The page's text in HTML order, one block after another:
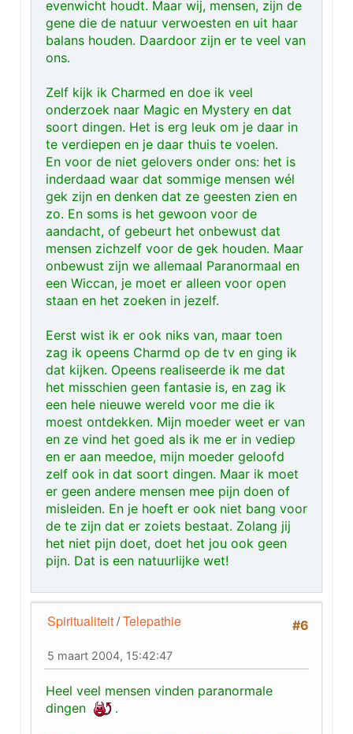
evenwicht houdt. Maar wij, mensen, zijn de
gene die de natuur verwoesten en uit haar
balans houden. Daardoor zijn er te veel van
ons.
Zelf kijk ik Charmed en doe ik veel
onderzoek naar Magic en Mystery en dat
soort dingen. Het is erg leuk om je daar in
te verdiepen en je daar thuis te voelen.
En voor de niet gelovers onder ons: het is
inderdaad waar dat sommige mensen wél
gek zijn en denken dat ze geesten zien en
zo. En soms is het gewoon voor de
aandacht, of gebeurt het onbewust dat
mensen zichzelf voor de gek houden. Maar
onbewust zijn we allemaal Paranormaal en
een Wiccan, je moet er alleen voor open
staan en het zoeken in jezelf.
Eerst wist ik er ook niks van, maar toen
zag ik opeens Charmd op de tv en ging ik
dat kijken. Opeens realiseerde ik me dat
het misschien geen fantasie is, en zag ik
een hele nieuwe wereld voor me die ik
moest ontdekken. Mijn moeder weet er van
en ze vind het goed als ik me er in vediep
en er aan meedoe, mijn moeder geloofd
zelf ook in dat soort dingen. Maar ik moet
er geen andere mensen mee pijn doen of
misleiden. En je hoeft er ook niet bang voor
de te zijn dat er zoiets bestaat. Zolang jij
het niet pijn doet, doet het jou ook geen
pijn. Dat is een natuurlijke wet!
#6
Spiritualiteit/Telepathie
5 maart 2004, 15:42:47
Heel veel mensen vinden paranormale
dingen
.